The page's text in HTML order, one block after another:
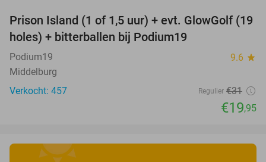
36%
Prison Island (1 of 1,5 uur) + evt. GlowGolf (19
holes) + bitterballen bij Podium19
Podium19 9.6 star
Middelburg
Verkocht: 457
Regulier €31
€19,95